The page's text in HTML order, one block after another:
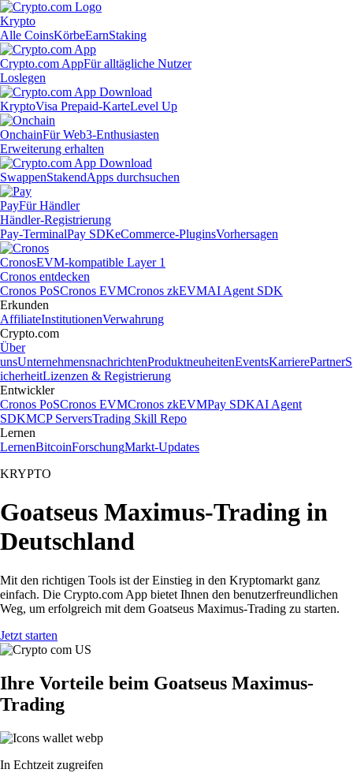
Krypto
Alle CoinsKörbeEarnStaking
Crypto.com AppFür alltägliche Nutzer
Loslegen
KryptoVisa Prepaid-KarteLevel Up
OnchainFür Web3-Enthusiasten
Erweiterung erhalten
SwappenStakendApps durchsuchen
PayFür Händler
Händler-Registrierung
Pay-TerminalPay SDKeCommerce-PluginsVorhersagen
CronosEVM-kompatible Layer 1
Cronos entdecken
Cronos PoSCronos EVMCronos zkEVMAI Agent SDK
Erkunden
AffiliateInstitutionenVerwahrung
Crypto.com
Über
unsUnternehmensnachrichtenProduktneuheitenEventsKarrierePartnerS
icherheitLizenzen & Registrierung
Entwickler
Cronos PoSCronos EVMCronos zkEVMPay SDKAI Agent
SDKMCP ServersTrading Skill Repo
Lernen
LernenBitcoinForschungMarkt-Updates
KRYPTO
Goatseus Maximus-Trading in
Deutschland
Mit den richtigen Tools ist der Einstieg in den Kryptomarkt ganz
einfach. Die Crypto.com App bietet Ihnen den benutzerfreundlichen
Weg, um erfolgreich mit dem Goatseus Maximus-Trading zu starten.
Jetzt starten
Ihre Vorteile beim Goatseus Maximus-
Trading
In Echtzeit zugreifen